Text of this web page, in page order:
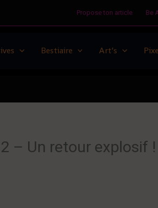
Propose ton article Be
Bestiaire Art’s
– Un retour explosif !